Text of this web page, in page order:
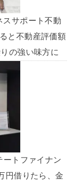
スサポート不動
と不動産評価額
の強い味方に
ートファイナン
円借りたら、金